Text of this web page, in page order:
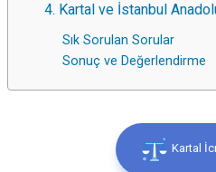
4. Kartal ve İstanbul
Sık Sorulan Sorular
Sonuç ve Değerlendirme
Kartal